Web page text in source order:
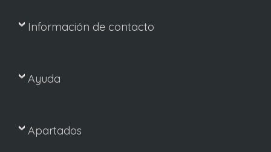
Información de contacto
Ayuda
Apartados